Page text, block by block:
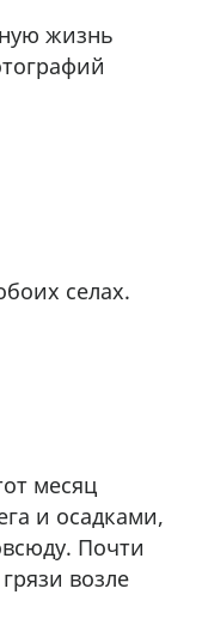
жизнь
селах.
месяц
и осадками,
Почти
возле